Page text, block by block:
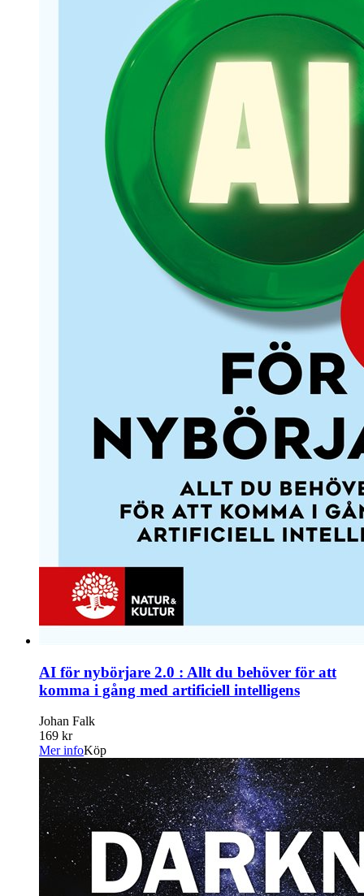
AI för nybörjare 2.0 : Allt du behöver för att
komma i gång med artificiell intelligens
Johan Falk
169 kr
Mer infoKöp